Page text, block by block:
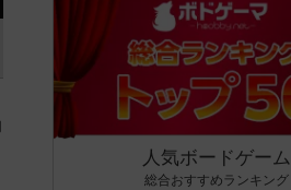
人気ボードゲーム
総合おすすめランキング